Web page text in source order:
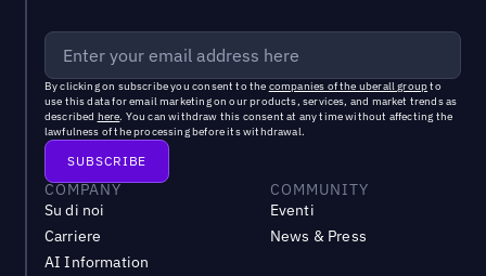
By clicking on subscribe you consent to the companies of the uberall groupto
use this data for email marketing on our products, services, and market trends as
described here. You can withdraw this consent at any time without affecting the
lawfulness of the processing before its withdrawal.
COMPANY
Su di noi
Carriere
AI Information
COMMUNITY
Eventi
News & Press